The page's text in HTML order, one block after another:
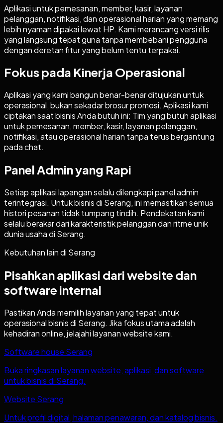
Aplikasi untuk pemesanan, member, kasir, layanan
pelanggan, notifikasi, dan operasional harian yang memang
lebih nyaman dipakai lewat HP. Kami merancang versi rilis
yang langsung tepat guna tanpa membebani pengguna
dengan deretan fitur yang belum tentu terpakai.
Fokus pada Kinerja Operasional
Aplikasi yang kami bangun benar-benar ditujukan untuk
operasional, bukan sekadar brosur promosi. Aplikasi kami
ciptakan saat bisnis Anda butuh ini: Tim yang butuh aplikasi
untuk pemesanan, member, kasir, layanan pelanggan,
notifikasi, atau operasional harian tanpa terus bergantung
pada chat.
Panel Admin yang Rapi
Setiap aplikasi lapangan selalu dilengkapi panel admin
terintegrasi. Untuk bisnis di Serang, ini memastikan semua
histori pesanan tidak tumpang tindih. Pendekatan kami
selalu berakar dari karakteristik pelanggan dan ritme unik
dunia usaha di Serang.
Kebutuhan lain di Serang
Pisahkan aplikasi dari website dan
software internal
Pastikan Anda memilih layanan yang tepat untuk
operasional bisnis di Serang. Jika fokus utama adalah
kehadiran online, jelajahi layanan website kami.
Software house Serang
Buka ringkasan layanan website, aplikasi, dan software
untuk bisnis di Serang.
Website Serang
Untuk profil digital, halaman penawaran, dan katalog bisnis.